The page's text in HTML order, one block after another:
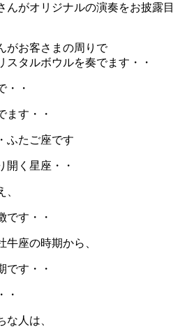
んがオリジナルの演奏をお披露目
がお客さまの周りで
スタルボウルを奏でます・・
・・
ます・・
ふたご座です
開く星座・・
です・・
牛座の時期から、
です・・
・
な人は、